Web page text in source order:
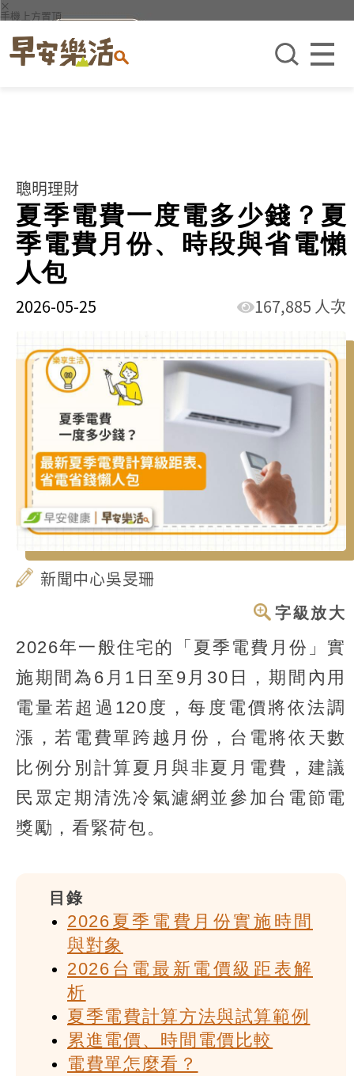
×
手機上方置頂
聰明理財
夏季電費一度電多少錢？夏
季電費月份、時段與省電懶
人包
2026-05-25 167,885 人次
新聞中心吳旻珊
字級放大
2026年一般住宅的「夏季電費月份」實
施期間為6月1日至9月30日，期間內用
電量若超過120度，每度電價將依法調
漲，若電費單跨越月份，台電將依天數
比例分別計算夏月與非夏月電費，建議
民眾定期清洗冷氣濾網並參加台電節電
獎勵，看緊荷包。
目錄
2026夏季電費月份實施時間
與對象
2026台電最新電價級距表解
析
夏季電費計算方法與試算範例
累進電價、時間電價比較
電費單怎麼看？